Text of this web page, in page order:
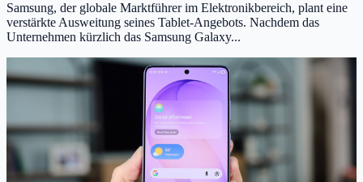
Samsung, der globale Marktführer im Elektronikbereich, plant eine
verstärkte Ausweitung seines Tablet-Angebots. Nachdem das
Unternehmen kürzlich das Samsung Galaxy...